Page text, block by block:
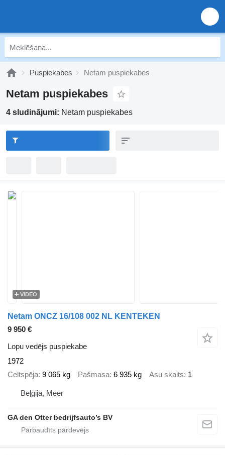
Puspiekabes Netam puspiekabes
Netam puspiekabes
4 sludinājumi: Netam puspiekabes
VIDEO
Netam ONCZ 16/108 002 NL KENTEKEN
9 950 €
Lopu vedējs puspiekabe
1972
Celtspēja 9 065 kg Pašmasa 6 935 kg Asu skaits 1
Beļģija, Meer
GA den Otter bedrijfsauto’s BV